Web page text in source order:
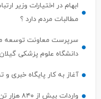
ابهام در اختیارات وزیر
مطالبات مردم دارد ؟
سرپرست معاونت توسعه
دانشگاه علوم پزشکی
آغاز به کار پایگاه خبری و
واردات بیش از ۸۴۰ هزار تن نهاده دامی از بنادر كاسپین و انزلی